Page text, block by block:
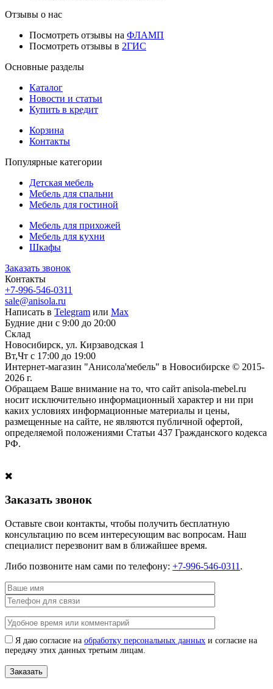
Отзывы о нас
Посмотреть отзывы на ФЛАМП
Посмотреть отзывы в 2ГИС
Основные разделы
Каталог
Новости и статьи
Купить в кредит
Корзина
Контакты
Популярные категории
Детская мебель
Мебель для спальни
Мебель для гостиной
Мебель для прихожей
Мебель для кухни
Шкафы
Заказать звонок
Контакты
+7-996-546-0311
sale@anisola.ru
Написать в Telegram или Max
Будние дни с 9:00 до 20:00
Склад
Новосибирск, ул. Кирзаводская 1
Вт,Чт с 17:00 до 19:00
Интернет-магазин "Анисола'мебель" в Новосибирске © 2015-
2026 г.
Обращаем Ваше внимание на то, что сайт anisola-mebel.ru
носит исключительно информационный характер и ни при
каких условиях информационные материалы и цены,
размещенные на сайте, не являются публичной офертой,
определяемой положениями Статьи 437 Гражданского кодекса
РФ.
Заказать звонок
Оставьте свои контакты, чтобы получить бесплатную
консультацию по всем интересующим вас вопросам. Наш
специалист перезвонит вам в ближайшее время.
Либо позвоните нам сами по телефону: +7-996-546-0311 .
Я даю согласие на обработку персональных данных и согласие на
передачу этих данных третьим лицам.